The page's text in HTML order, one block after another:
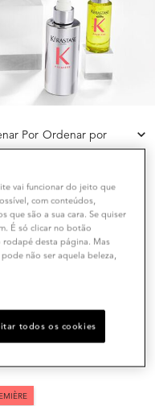
Por
vai funcionar do jeito que
com conteúdos,
que são a sua cara. Se quiser
É só clicar no botão
rodapé desta página. Mas
não ser aquela beleza,
todos os cookies